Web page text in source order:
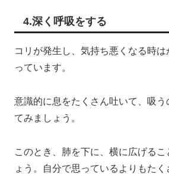
4.深く呼吸をする
コリが発生し、気持ち悪くなる時
っています。
意識的に息をたくさん吐いて、吸う
てみましょう。
このとき、肺を下に、横に広げる
ょう。自分で思っているよりもたく